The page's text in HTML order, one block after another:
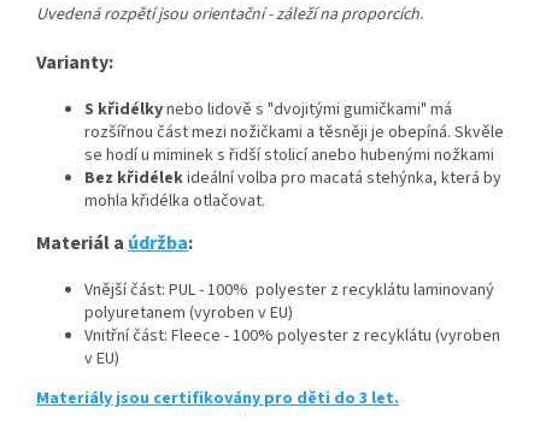
Uvedená rozpětí jsou orientační - záleží na proporcích.
Varianty:
S křidélkynebo lidově s "dvojitými gumičkami" má
rozšířnou část mezi nožičkami a těsněji je obepíná. Skvěle
se hodí u miminek s řidší stolicí anebo hubenými nožkami
Bez křidélekideální volba pro macatá stehýnka, která by
mohla křidélka otlačovat.
Materiál a údržba:
Vnější část: PUL - 100% polyester z recyklátu laminovaný
polyuretanem (vyroben v EU)
Vnitřní část: Fleece - 100% polyester z recyklátu (vyroben
v EU)
Materiály jsou certifikovány pro děti do 3 let.